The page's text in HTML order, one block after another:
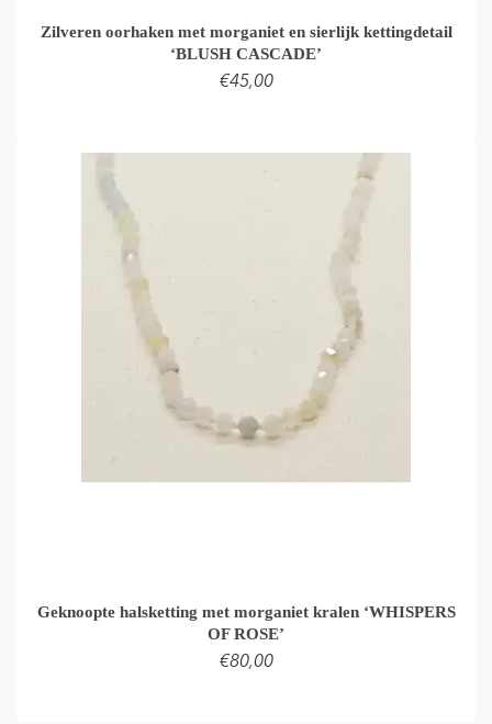
Zilveren oorhaken met morganiet en sierlijk kettingdetail
‘BLUSH CASCADE’
€45,00
Geknoopte halsketting met morganiet kralen ‘WHISPERS
OF ROSE’
€80,00